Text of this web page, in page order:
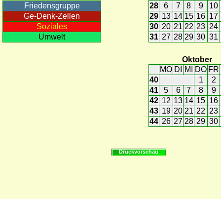
Friedensgruppe
Ge-Denk-Zellen
Soziales
Umwelt
28
6 7 8 9
10
29 13 14 15 16 17
30 20 21 22 23 24
31 27 28 29 30 31
Oktober
MO DI MI DO FR
40
1
2
41
5 6 7 8
9
42 12 13 14 15 16
43 19 20 21 22 23
44 26 27 28 29 30
Druckvorschau